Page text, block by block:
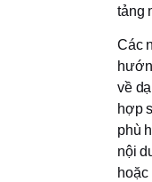
tảng
Các
về
hợp
phù
nội
hoặc